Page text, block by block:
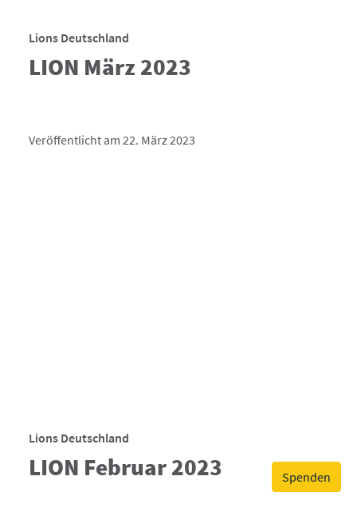
Spenden
Lions Deutschland
LION März 2023
Veröffentlicht am 22. März 2023
Lions Deutschland
LION Februar 2023